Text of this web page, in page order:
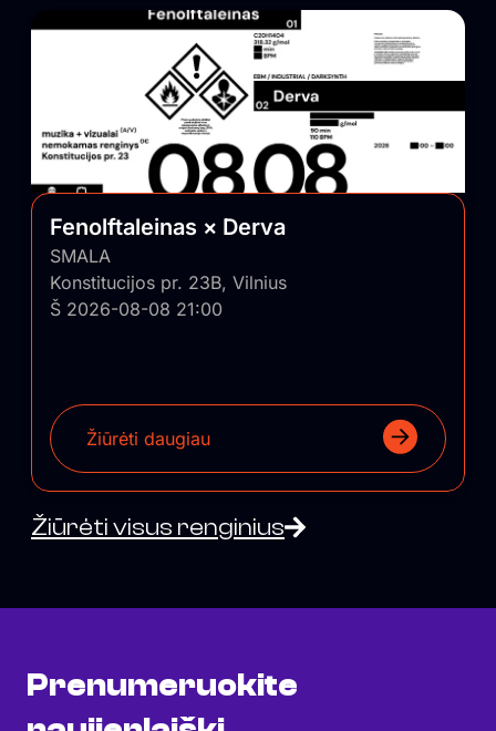
Fenolftaleinas × Derva
SMALA
Konstitucijos pr. 23B, Vilnius
Š 2026-08-08 21:00
Žiūrėti daugiau
Žiūrėti visus renginius
Prenumeruokite